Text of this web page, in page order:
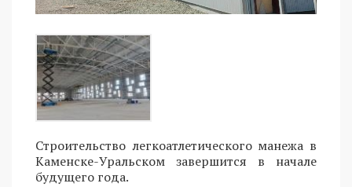
Строительство легкоатлетического манежа в
Каменске-Уральском завершится в начале
будущего года.